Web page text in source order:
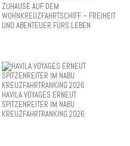
ZUHAUSE AUF DEM
WOHNKREUZFAHRTSCHIFF – FREIHEIT
UND ABENTEUER FÜRS LEBEN
HAVILA VOYAGES ERNEUT
SPITZENREITER IM NABU
KREUZFAHRTRANKING 2026